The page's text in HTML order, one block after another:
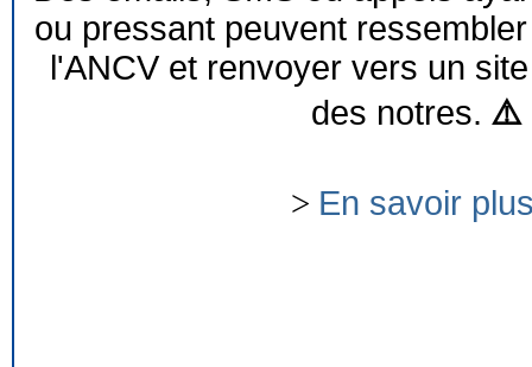
ou pressant peuvent
l'ANCV et renvoyer vers un
des notres. ⚠️
> En savoir